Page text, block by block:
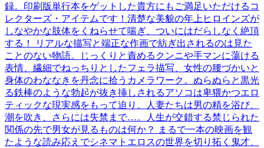
録。印刷版単行本をゲットした貴方にもご満足いただけるコ
レクターズ・アイテムです！清楚な美貌の年上ヒロインズが
しなやかな肢体をくねらせて喘ぎ、ついにはだらしなく絶頂
する！ リアルな描写と端正な作画で紡ぎ出されるのは見た
ことのない物語。じっくりと責めるクンニや手マンに蕩ける
表情、繊細でねっちりとしたフェラ描写、女性の腰づかいと
身体のわななきを丹念に拾うカメラワーク。ぬらぬらと黒光
る鉄棒のような勃起が抜き挿しされるアソコは卑猥かつエロ
ティックな現実感をもって迫り、人妻たちは男の精を浴び、
潮を吹き、さらには失禁まで…。人生が交錯する禁じられた
関係の先で男女が見るものは何か？ まるで一本の映画を観
たような読み応えでシネマトエロスの世界を切り拓く鬼才、